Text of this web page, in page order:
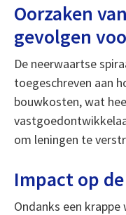
Oorzaken
gevolgen
De neerwaartse
toegeschreven aan
bouwkosten, wat
om leningen te
Impact op
Ondanks een